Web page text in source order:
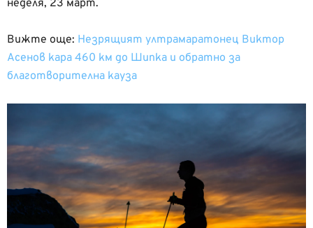
неделя, 23 март.
Вижте още: Незрящият ултрамаратонец Виктор
Асенов кара 460 км до Шипка и обратно за
благотворителна кауза